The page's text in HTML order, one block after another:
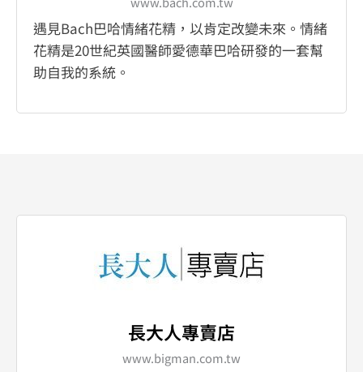
遇見Bach巴哈情緒花精，以肯定改變未來。情緒
花精是20世紀英國醫師愛德華巴哈研發的一套幫
助自我的系統。
長大人專賣店
www.bigman.com.tw